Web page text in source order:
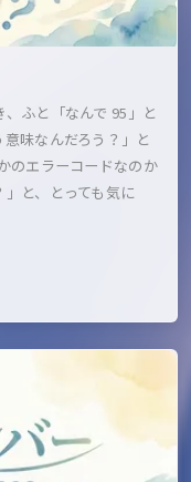
ふと「なんで 95」と
味なんだろう？」と
のエラーコードなのか
と、とっても気に